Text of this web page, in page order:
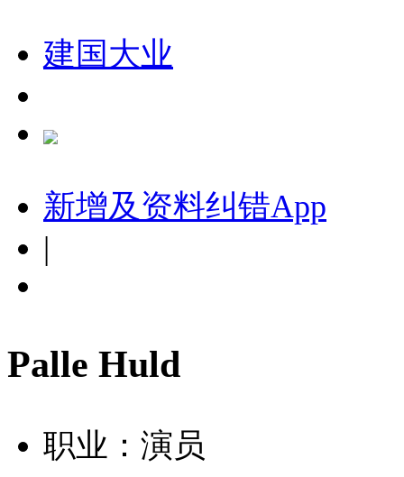
建国大业
新增及资料纠错App
|
Palle Huld
职业：演员